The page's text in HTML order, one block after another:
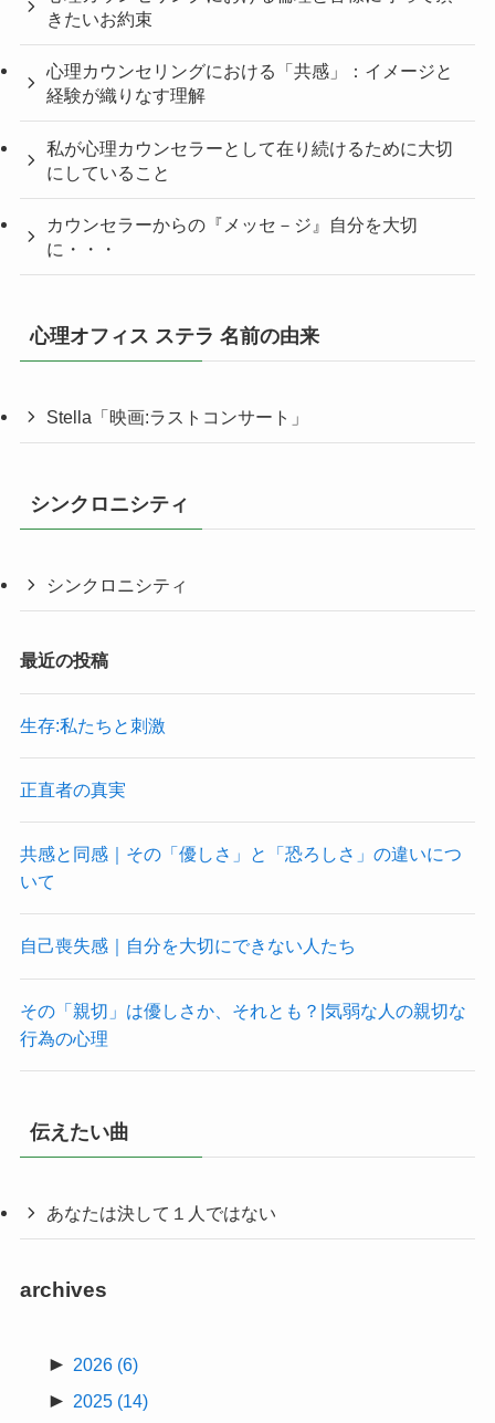
きたいお約束
心理カウンセリングにおける「共感」：イメージと
経験が織りなす理解
私が心理カウンセラーとして在り続けるために大切
にしていること
カウンセラーからの『メッセ－ジ』自分を大切
に・・・
心理オフィス ステラ 名前の由来
Stella「映画:ラストコンサート」
シンクロニシティ
シンクロニシティ
最近の投稿
生存:私たちと刺激
正直者の真実
共感と同感｜その「優しさ」と「恐ろしさ」の違いにつ
いて
自己喪失感｜自分を大切にできない人たち
その「親切」は優しさか、それとも？|気弱な人の親切な
行為の心理
伝えたい曲
あなたは決して１人ではない
archives
► 2026 (6)
► 2025 (14)